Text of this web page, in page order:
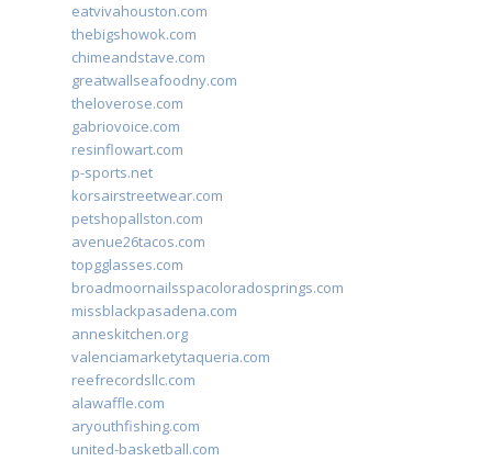
eatvivahouston.com
thebigshowok.com
chimeandstave.com
greatwallseafoodny.com
theloverose.com
gabriovoice.com
resinflowart.com
p-sports.net
korsairstreetwear.com
petshopallston.com
avenue26tacos.com
topgglasses.com
broadmoornailsspacoloradosprings.com
missblackpasadena.com
anneskitchen.org
valenciamarketytaqueria.com
reefrecordsllc.com
alawaffle.com
aryouthfishing.com
united-basketball.com